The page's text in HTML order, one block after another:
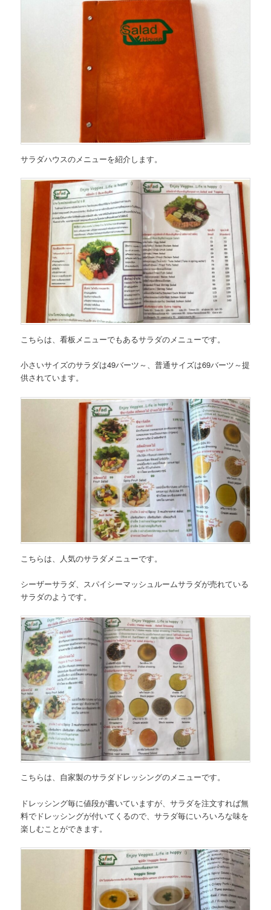
サラダハウスのメニューを紹介します。
こちらは、看板メニューでもあるサラダのメニューです。
小さいサイズのサラダは49バーツ～、普通サイズは69バーツ～提
供されています。
こちらは、 人気のサラダメニューです。
シーザーサラダ、スパイシーマッシュルームサラダが売れている
サラダのようです。
こちらは、 自家製のサラダドレッシングのメニューです。
ドレッシング毎に値段が書いていますが、サラダを注文すれば無
料でドレッシングが付いてくるので、サラダ毎にいろいろな味を
楽しむことができます。